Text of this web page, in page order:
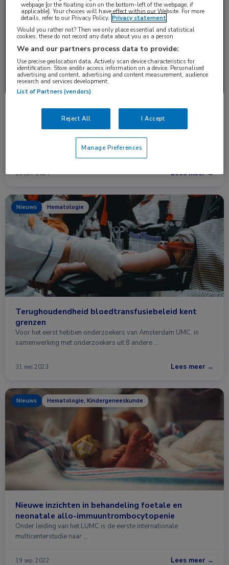
Nieuws Hematologie
Effectiviteit en veiligheid van efgartigimod bij
primaire immuuntrombocytopenie
In de ADVANCE IV-studie hadden patiënten met chronische
immuuntrombocytopenie na behandeling met efgartigimod vaker
16 jan. 2024 Lees meer →
Nieuws Hematologie
Terughoudendheid bloedtransfusiebeleid kent
grenzen
Voor het eerst hebben onderzoekers van Amsterdam UMC, in
samenwerking met onderzoekers uit 8 andere …
31 mei 2023 Lees meer →
Nieuws Hematologie, Kindergeneeskunde
Nieuwe inzichten in behandeling foetale en
neonatale allo-immuuntrombocytopenie
Onder leiding van het LUMC is de eerste internationale
multicenterstudie naar …
19 sep. 2022 Lees meer →
webpage [or the floating icon on the bottom-left of the webpage, if
applicable]. Your choices will have effect within our Website. For more
details, refer to our Privacy Policy. Privacy statement
Would you rather not? Then we only place essential and statistical
cookies, these do not record any data about you as a person
We and our partners process data to provide:
Use precise geolocation data. Actively scan device characteristics for
identification. Store and/or access information on a device. Personalised
advertising and content, advertising and content measurement, audience
research and services development.
List of Partners (vendors)
Reject All I Accept
Manage Preferences